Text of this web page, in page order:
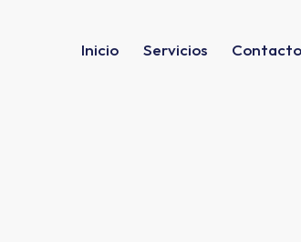
Inicio Servicios Contacto